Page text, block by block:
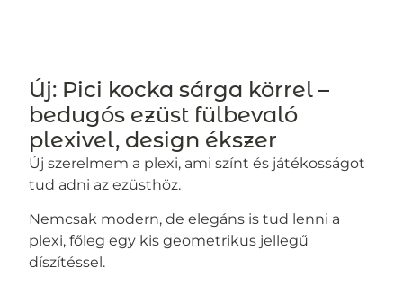
Új: Pici kocka sárga körrel –
bedugós ezüst fülbevaló
plexivel, design ékszer
Új szerelmem a plexi, ami színt és játékosságot
tud adni az ezüsthöz.
Nemcsak modern, de elegáns is tud lenni a
plexi, főleg egy kis geometrikus jellegű
díszítéssel.